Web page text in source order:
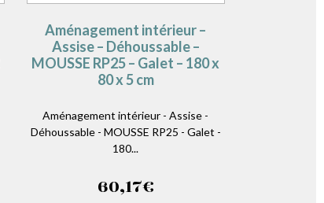
Aménagement intérieur –
Assise – Déhoussable –
MOUSSE RP25 – Galet – 180 x
80 x 5 cm
Aménagement intérieur - Assise -
Déhoussable - MOUSSE RP25 - Galet -
180...
60,17€